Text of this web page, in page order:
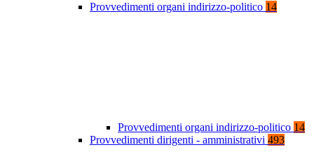
Provvedimenti organi indirizzo-politico 14
Provvedimenti organi indirizzo-politico 14
Provvedimenti dirigenti - amministrativi 493